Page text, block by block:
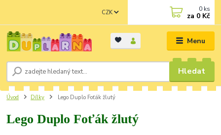
Menu
CZK
Hledat
0 ks
za 0 Kč
Úvod Dílky Lego Duplo Foťák žlutý
Lego Duplo Foťák žlutý